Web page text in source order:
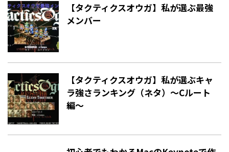
【タクティクスオウガ】私が選ぶ最強
メンバー
【タクティクスオウガ】私が選ぶキャ
ラ強さランキング（ネタ）〜Cルート
編〜